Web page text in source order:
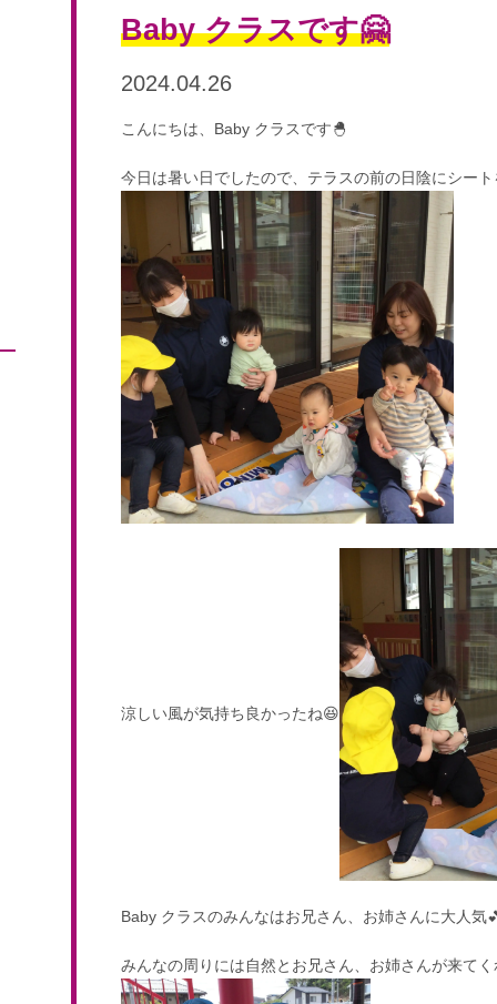
Baby クラスです🤗
2024.04.26
こんにちは、Baby クラスです🐣
今日は暑い日でしたので、テラスの前の日陰にシー
涼しい風が気持ち良かったね😆
Baby クラスのみんなはお兄さん、お姉さんに大人気
みんなの周りには自然とお兄さん、お姉さんが来てく